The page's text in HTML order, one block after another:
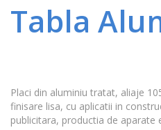
Tabla
Placi din aluminiu tratat, aliaje
finisare lisa, cu aplicatii in
publicitara, productia de aparate